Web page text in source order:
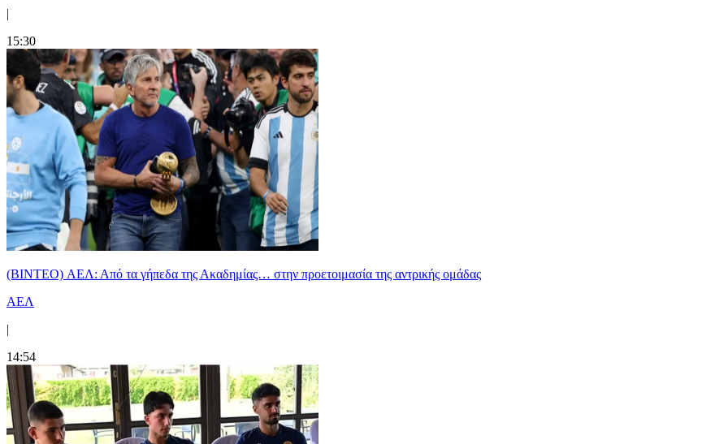
|
15:30
(BINTEO) ΑΕΛ: Από τα γήπεδα της Ακαδημίας… στην προετοιμασία της αντρικής ομάδας
ΑΕΛ
|
14:54